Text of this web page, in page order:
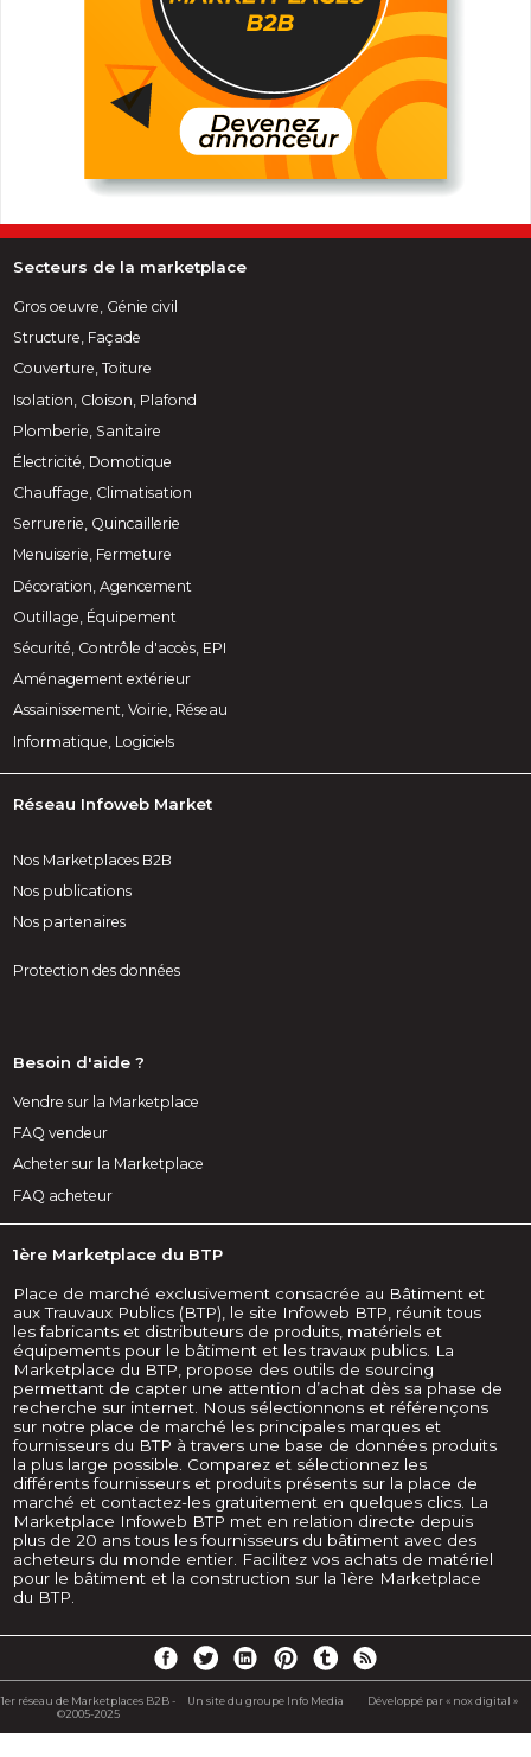
Secteurs de la marketplace
Gros oeuvre, Génie civil
Structure, Façade
Couverture, Toiture
Isolation, Cloison, Plafond
Plomberie, Sanitaire
Électricité, Domotique
Chauffage, Climatisation
Serrurerie, Quincaillerie
Menuiserie, Fermeture
Décoration, Agencement
Outillage, Équipement
Sécurité, Contrôle d'accès, EPI
Aménagement extérieur
Assainissement, Voirie, Réseau
Informatique, Logiciels
Réseau Infoweb Market
Nos Marketplaces B2B
Nos publications
Nos partenaires
Protection des données
Besoin d'aide ?
Vendre sur la Marketplace
FAQ vendeur
Acheter sur la Marketplace
FAQ acheteur
1ère Marketplace du BTP
Place de marché exclusivement consacrée au Bâtiment et
aux Trauvaux Publics (BTP), le site Infoweb BTP, réunit tous
les fabricants et distributeurs de produits, matériels et
équipements pour le bâtiment et les travaux publics. La
Marketplace du BTP, propose des outils de sourcing
permettant de capter une attention d’achat dès sa phase de
recherche sur internet. Nous sélectionnons et référençons
sur notre place de marché les principales marques et
fournisseurs du BTP à travers une base de données produits
la plus large possible. Comparez et sélectionnez les
différents fournisseurs et produits présents sur la place de
marché et contactez-les gratuitement en quelques clics. La
Marketplace Infoweb BTP met en relation directe depuis
plus de 20 ans tous les fournisseurs du bâtiment avec des
acheteurs du monde entier. Facilitez vos achats de matériel
pour le bâtiment et la construction sur la 1ère Marketplace
du BTP.
1er réseau de Marketplaces B2B -
©2005-2025
Un site du groupe Info Media Développé par « nox digital »